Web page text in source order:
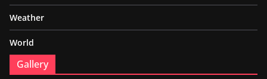
Weather
World
Gallery